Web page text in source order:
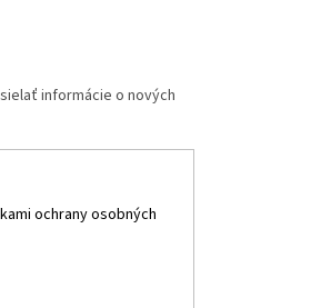
informácie o nových
ochrany osobných